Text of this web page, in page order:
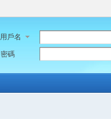
用戶名
密碼